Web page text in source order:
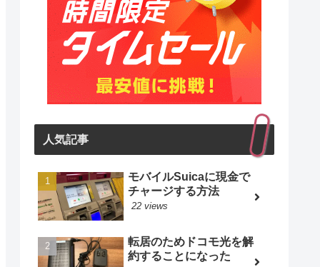
人気記事
モバイルSuicaに現金で
チャージする方法
22 views
転居のためドコモ光を解
約することになった